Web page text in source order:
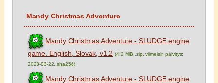
Mandy Christmas Adventure
Mandy Christmas Adventure - SLUDGE engine
game. English, Slovak, v1.2 (4.2 MiB .zip, viimeisin päivitys:
2023-03-22, sha256)
Mandy Christmas Adventure - SLUDGE engine